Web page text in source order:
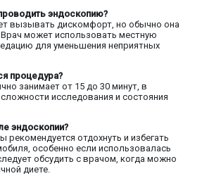
эндоскопию?
вызывать дискомфорт, но обычно она
Врач может использовать местную
для уменьшения неприятных
процедура?
занимает от 15 до 30 минут, в
исследования и состояния
эндоскопии?
рекомендуется отдохнуть и избегать
особенно если использовалась
обсудить с врачом, когда можно
диете.